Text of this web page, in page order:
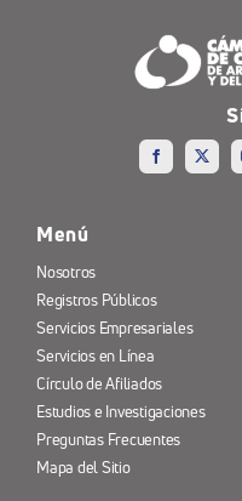
Menú
Nosotros
Registros Públicos
Servicios Empresariales
Servicios en Línea
Círculo de Afiliados
Estudios e Investigaciones
Preguntas Frecuentes
Mapa del Sitio